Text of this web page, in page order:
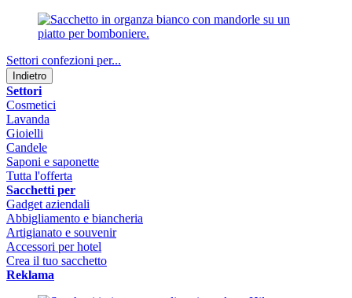
Settori confezioni per...
Indietro
Settori
Cosmetici
Lavanda
Gioielli
Candele
Saponi e saponette
Tutta l'offerta
Sacchetti per
Gadget aziendali
Abbigliamento e biancheria
Artigianato e souvenir
Accessori per hotel
Crea il tuo sacchetto
Reklama